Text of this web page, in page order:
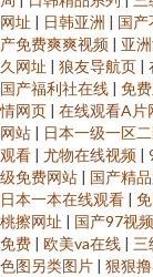
网址 | 日韩亚洲 | 国产
产免费爽爽视频 | 亚
久网址 | 狼友导航页 |
国产福利社在线 | 免
情网页 | 在线观看A片
网站 | 日本一级一区
观看 | 尤物在线视频 |
级免费网站 | 国产精
日本一本在线观看 |
桃擦网址 | 国产97视
免费 | 欧美va在线 | 三
色图另类图片 | 狠狠